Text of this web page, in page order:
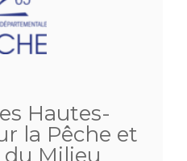
Hautes-
la Pêche et
Milieu